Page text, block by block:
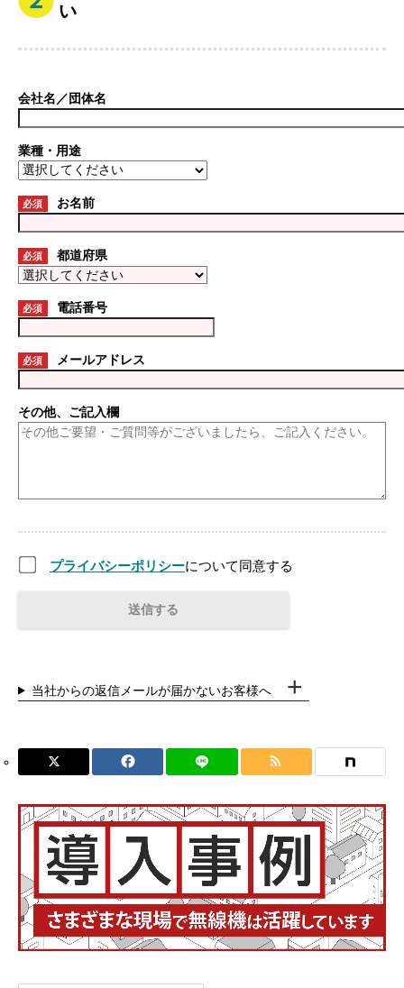
い
会社名／団体名
業種・用途
必須 お名前
必須 都道府県
必須 電話番号
必須 メールアドレス
その他、ご記入欄
プライバシーポリシーについて同意する
当社からの返信メールが届かないお客様へ